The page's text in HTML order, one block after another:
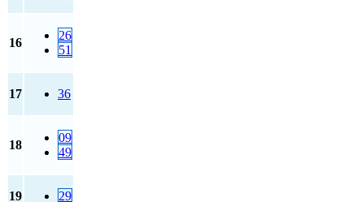
16
26
51
17 36
18
09
49
19 29